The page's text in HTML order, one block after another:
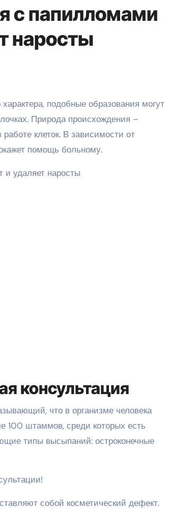
с папилломами
наросты
Природа происхождения –
клеток. В зависимости от
помощь больному.
консультация
что в организме человека
100 штаммов, среди которых есть
типы высыпаний: остроконечные
собой косметический дефект.